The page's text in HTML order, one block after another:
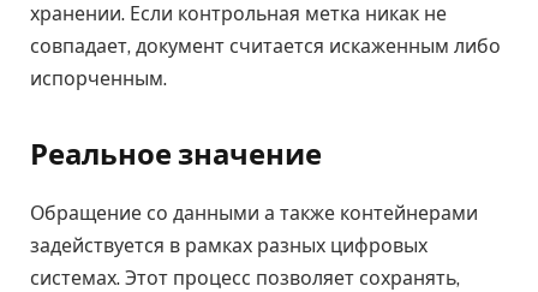
хранении. Если контрольная метка никак не
совпадает, документ считается искаженным либо
испорченным.
Реальное значение
Обращение со данными а также контейнерами
задействуется в рамках разных цифровых
системах. Этот процесс позволяет сохранять,